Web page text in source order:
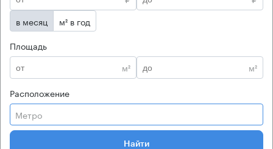
в месяц
м² в год
Площадь
м²
м²
Расположение
Метро
Найти